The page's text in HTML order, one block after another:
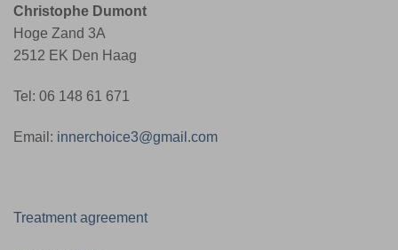
Christophe Dumont
Hoge Zand 3A
2512 EK Den Haag
Tel: 06 148 61 671
Email: innerchoice3@gmail.com
Treatment agreement